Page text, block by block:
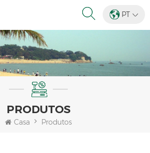
PT
PRODUTOS
Casa Produtos